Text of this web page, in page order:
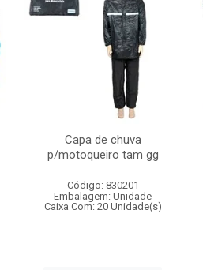
Capa de chuva
p/motoqueiro tam gg
Código: 830201
Embalagem: Unidade
Caixa Com: 20 Unidade(s)